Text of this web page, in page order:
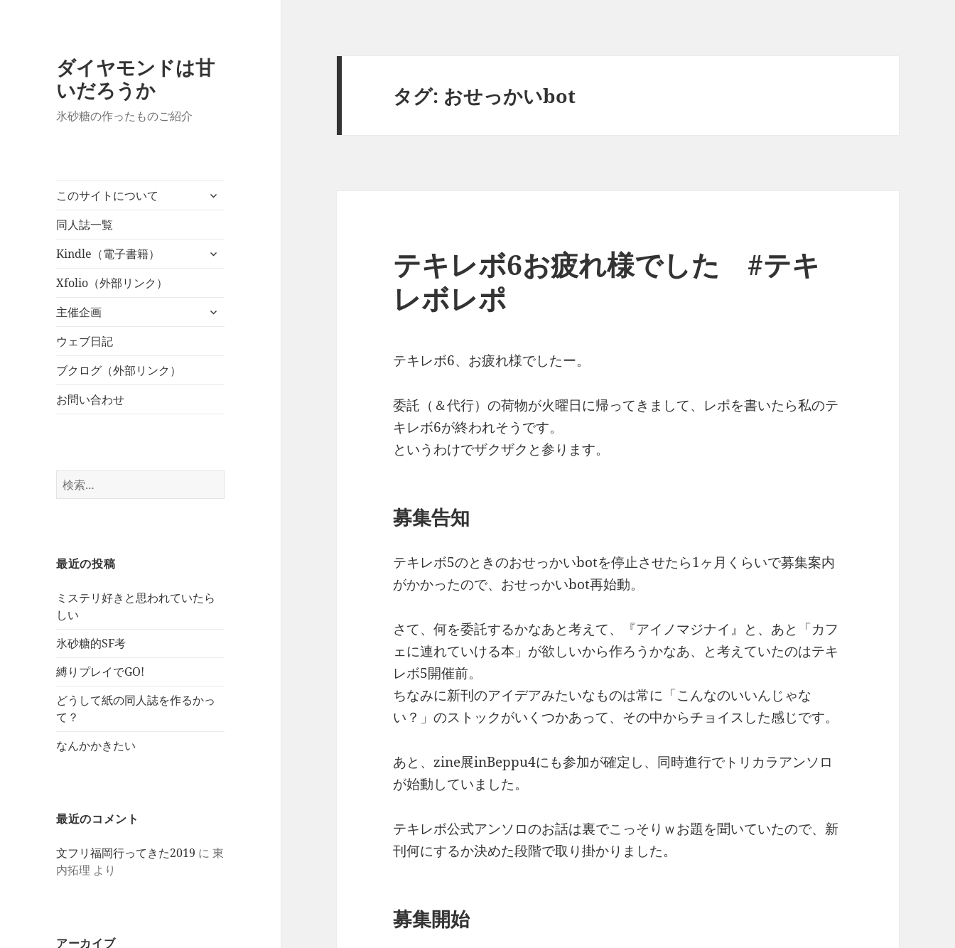
ダイヤモンドは甘
いだろうか
氷砂糖の作ったものご紹介
このサイトについて
サ
ュ
同人誌一覧
Kindle（電子書籍）
サ
ュ
Xfolio（外部リンク）
主催企画
サ
ウェブ日記
ブクログ（外部リンク）
お問い合わせ
検
索:
最近の投稿
ミステリ好きと思われていたら
しい
氷砂糖的SF考
縛りプレイでGO!
どうして紙の同人誌を作るかっ
て？
なんかかきたい
最近のコメント
文フリ福岡行ってきた2019 に東
内拓理 より
アーカイブ
タグ: おせっかいbot
テキレボ6お疲れ様でした #テキ
レボレポ
テキレボ6、お疲れ様でしたー。
委託（＆代行）の荷物が火曜日に帰ってきまして、レポを書いたら私のテ
キレボ6が終われそうです。
というわけでザクザクと参ります。
募集告知
テキレボ5のときのおせっかいbotを停止させたら1ヶ月くらいで募集案内
がかかったので、おせっかいbot再始動。
さて、何を委託するかなあと考えて、『アイノマジナイ』と、あと「カフ
ェに連れていける本」が欲しいから作ろうかなあ、と考えていたのはテキ
レボ5開催前。
ちなみに新刊のアイデアみたいなものは常に「こんなのいいんじゃな
い？」のストックがいくつかあって、その中からチョイスした感じです。
あと、zine展inBeppu4にも参加が確定し、同時進行でトリカラアンソロ
が始動していました。
テキレボ公式アンソロのお話は裏でこっそりｗお題を聞いていたので、新
刊何にするか決めた段階で取り掛かりました。
募集開始